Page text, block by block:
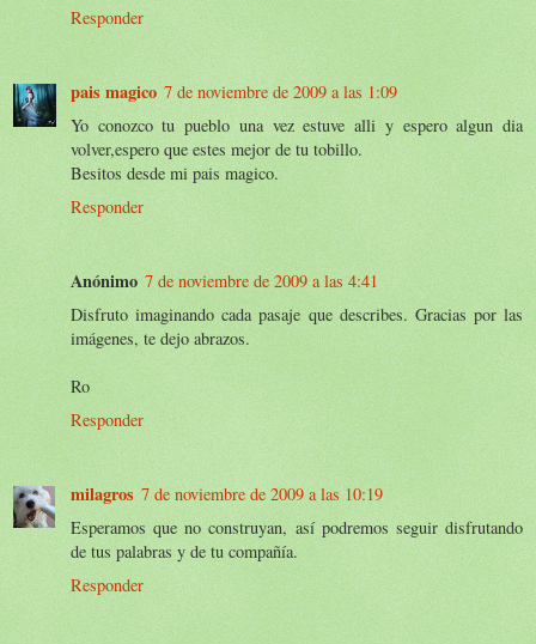
Responder
pais magico 7 de noviembre de 2009 a las 1:09
Yo conozco tu pueblo una vez estuve alli y espero algun dia
volver,espero que estes mejor de tu tobillo.
Besitos desde mi pais magico.
Responder
Anónimo 7 de noviembre de 2009 a las 4:41
Disfruto imaginando cada pasaje que describes. Gracias por las
imágenes, te dejo abrazos.
Ro
Responder
milagros 7 de noviembre de 2009 a las 10:19
Esperamos que no construyan, así podremos seguir disfrutando
de tus palabras y de tu compañía.
Responder